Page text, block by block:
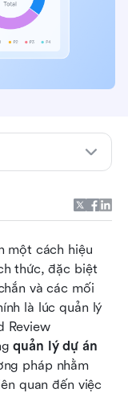
một cách hiệu
thức, đặc biệt
và các mối
là lúc quản lý
Review
quản lý dự án
pháp nhằm
quan đến việc
quản lý dự
dự án PERT
khác biệt là